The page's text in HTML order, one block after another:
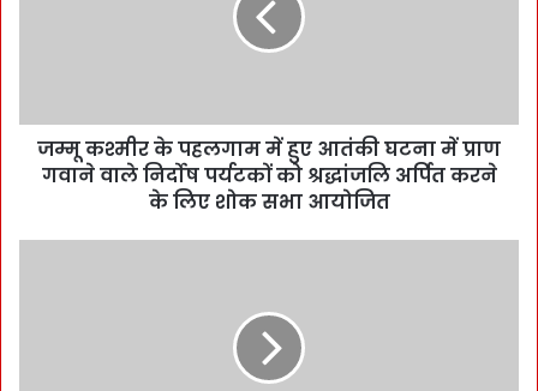
जम्मू कश्मीर के पहलगाम में हुए आतंकी घटना में प्राण
गवाने वाले निर्दोष पर्यटकों को श्रद्धांजलि अर्पित करने
के लिए शोक सभा आयोजित